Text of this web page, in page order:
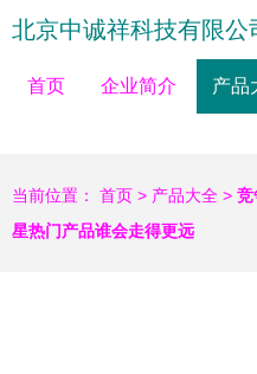
北京中诚祥科技有限公
首页 企业简介 产品
当前位置： 首页 > 产品大全 > 竞
星热门产品谁会走得更远